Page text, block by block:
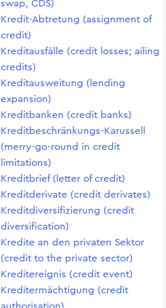
swap, CDS)
Kredit-Abtretung (assignment of
credit)
Kreditausfälle (credit losses; ailing
credits)
Kreditausweitung (lending
expansion)
Kreditbanken (credit banks)
Kreditbeschränkungs-Karussell
(merry-go-round in credit
limitations)
Kreditbrief (letter of credit)
Kreditderivate (credit derivates)
Kreditdiversifizierung (credit
diversification)
Kredite an den privaten Sektor
(credit to the private sector)
Kreditereignis (credit event)
Kreditermächtigung (credit
authorisation)